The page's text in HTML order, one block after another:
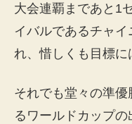
大会連覇まであと1
イバルであるチャ
れ、惜しくも目標に
それでも堂々の準
るワールドカップ